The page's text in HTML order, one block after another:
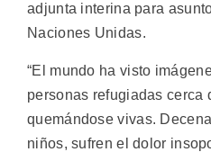
adjunta interina para
Naciones Unidas.
“El mundo ha visto
personas refugiadas cerca
quemándose vivas.
niños, sufren el dolor